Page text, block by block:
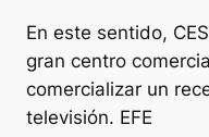
En este sentido,
gran centro
comercializar un
televisión. EFE